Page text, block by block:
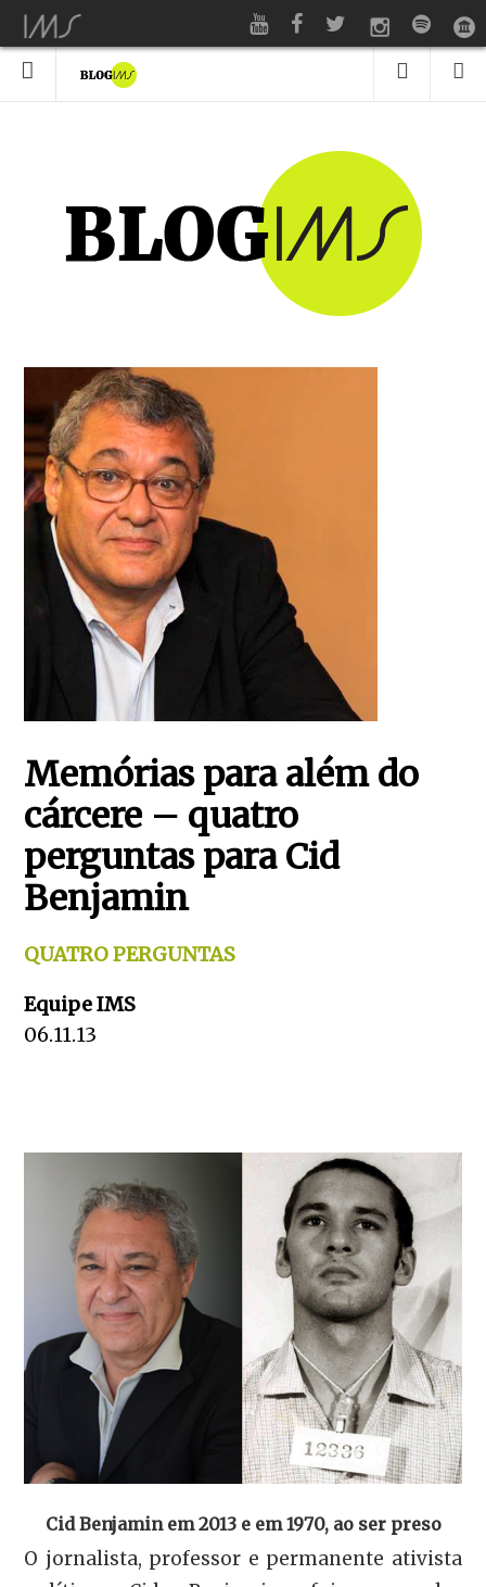
Memórias para além do
cárcere – quatro
perguntas para Cid
Benjamin
QUATRO PERGUNTAS
Equipe IMS
06.11.13
Cid Benjamin em 2013 e em 1970, ao ser preso
O jornalista, professor e permanente ativista